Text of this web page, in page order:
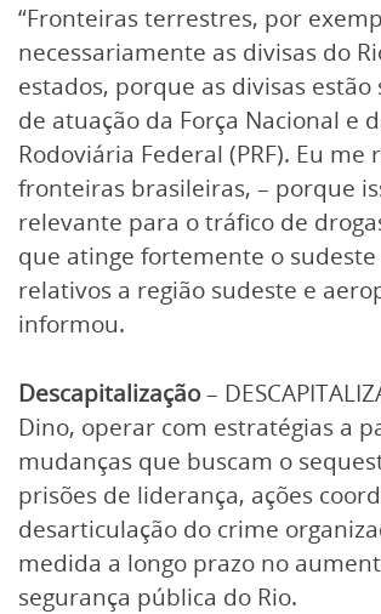
“Fronteiras terrestres, por
necessariamente as divisas do
estados, porque as divisas
de atuação da Força Nacional e
Rodoviária Federal (PRF). Eu me
fronteiras brasileiras, – porque
relevante para o tráfico de
que atinge fortemente o
relativos a região sudeste e
informou.
Descapitalização–
Dino, operar com estratégias a
mudanças que buscam o
prisões de liderança, ações
desarticulação do crime
medida a longo prazo no
segurança pública do Rio.